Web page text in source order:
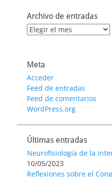
Archivo de entradas
Archivo
Meta
Acceder
Feed de entradas
Feed de comentarios
WordPress.org
Últimas entradas
Neurofisiología de la
10/05/2023
Reflexiones sobre el